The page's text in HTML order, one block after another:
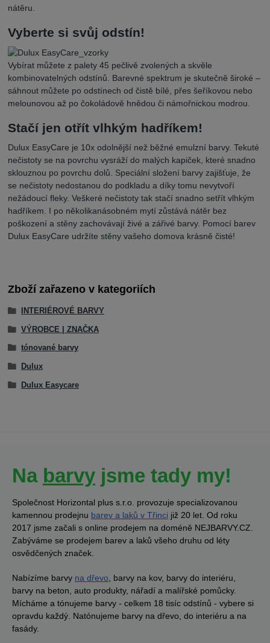
nátěru.
Vyberte si svůj odstín!
Vybírat můžete z palety 45 pečlivě zvolených a skvěle
kombinovatelných odstínů. Barevné spektrum je skutečně široké –
sáhnout můžete po odstínech od čistě bílé, přes šeříkovou nebo
melounovou až po čokoládově hnědou či námořnickou modrou.
Stačí jen otřít vlhkým hadříkem!
Dulux EasyCare je 10x odolnější než běžné emulzní barvy. Tekuté
nečistoty se na povrchu vysráží do malých kapiček, které snadno
sklouznou po povrchu dolů. Speciální složení barvy zajišťuje, že
se nečistoty nedostanou do podkladu a díky tomu nevytvoří
nežádoucí fleky. Veškeré nečistoty tak stačí snadno setřít vlhkým
hadříkem. I po několikanásobném mytí zůstává nátěr bez
poškození a stěny zachovávají živé a zářivé barvy. Pomocí barev
Dulux EasyCare udržíte stěny vašeho domova krásně čisté!
Zboží zařazeno v kategoriích
INTERIÉROVÉ BARVY
VÝROBCE | ZNAČKA
tónované barvy
Dulux
Dulux Easycare
Na barvy jsme tady my!
Společnost Horizontal plus s.r.o. provozuje specializovanou
kamennou prodejnu barev a laků v Třinci již 20 let. Od roku
2017 jsme začali s online prodejem na doméně NEJBARVY.CZ.
Zabýváme se prodejem barev a laků všeho druhu od léty
osvědčených značek.
Nabízíme barvy na dřevo , barvy na kov, barvy do interiéru,
barvy na beton, auto produkty, nářadí a malířské pomůcky.
Mícháme a tónujeme barvy - celkem 18 tisíc odstínů - vybere si
opravdu každý. Natónujeme barvy na dřevo, do interiéru a na
fasády.